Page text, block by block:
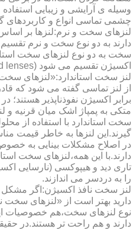
وسیله ی آرایشی و زیبایی
چشمی تماسی انواع و کاربردهای
لنزهای سخت و نرم:لنزها بر
دارند به دو نوع سخت و نرم
سخت به دو نوع لنزهای سخت
اکسیژن تقسیم می شود (hard lenses یا GP lenses).
لنز سخت استاندارد:«لنزهای
از لنز تماسی گفته می شود که
برابر اکسیژن نفوذناپذیر هستند؛
متکی به پمپاژ اشک میان قرنیه و
سخت استاندارد با استفاده از
گیرند.این لنزها به خاطر قیمت
در اصلاح مشکلات بینایی به
دارند.با این همه،لنزهای سخت
تاری دید و هیپوکسی (نارسایی
را به دردسر می اندازند.
لنز سخت نافذ اکسیژن:اگر مشکل
دارید بهتر است از «لنزهای سخت
نوع لنزهای سخت،هم خصوصیات
دارند و هم راحت تر هستند.در